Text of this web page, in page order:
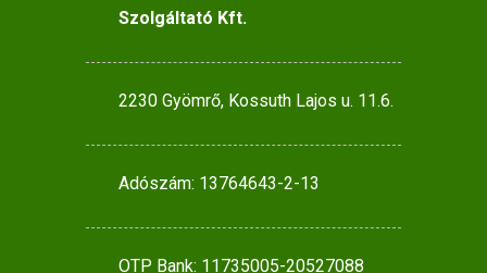
Szolgáltató Kft.
2230 Gyömrő, Kossuth Lajos u. 11.6.
Adószám: 13764643-2-13
OTP Bank: 11735005-20527088